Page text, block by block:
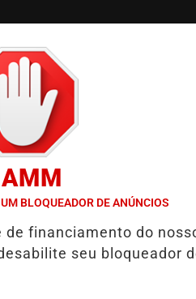
ESPORTES AQUÁTICOS
O SESI BAURU ATLETA DO
BLOQUEADOR DE ANÚNCIOS
financiamento do
seu bloqueador